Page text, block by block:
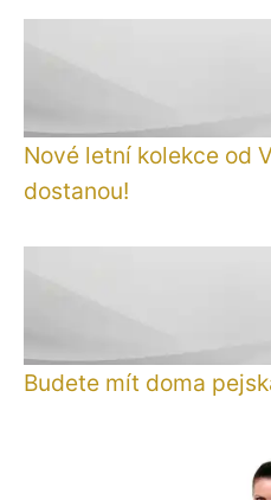
Nové letní kolekce od
dostanou!
Budete mít doma